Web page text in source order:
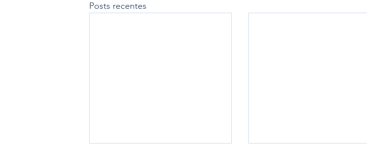
Posts recentes